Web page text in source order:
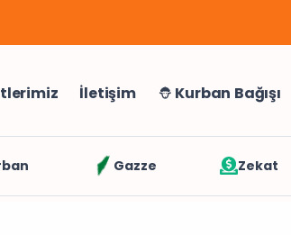
İletişim Kurban Bağışı
Gazze Zekat